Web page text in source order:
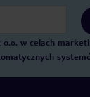
w celach